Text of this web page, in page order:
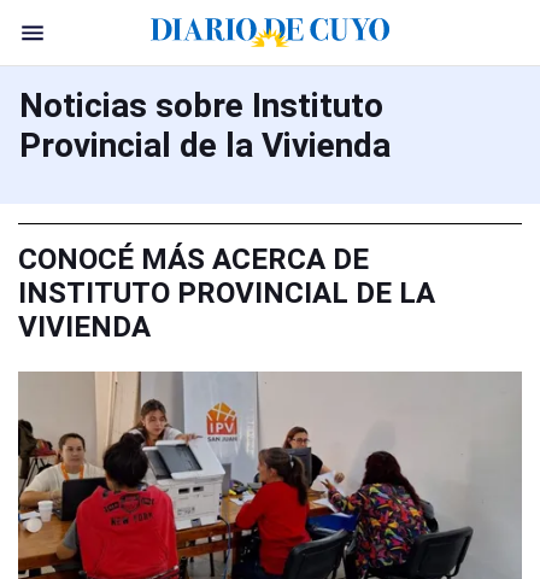
Noticias sobre Instituto
Provincial de la Vivienda
CONOCÉ MÁS ACERCA DE
INSTITUTO PROVINCIAL DE LA
VIVIENDA